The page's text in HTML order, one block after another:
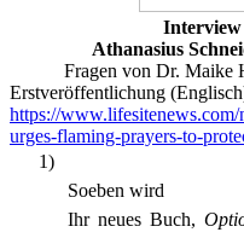
Interview
Athanasius
Fragen von Dr. Maike
Erstveröffentlichung
https://
urges-flaming-prayers-to-
1)
Soeben wird
Ihr neues Buch,